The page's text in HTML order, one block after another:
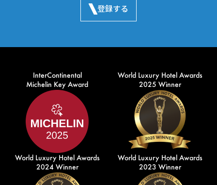
登録する
InterContinental
Michelin Key Award
World Luxury Hotel Awards
2025 Winner
World Luxury Hotel Awards
2024 Winner
World Luxury Hotel Awards
2023 Winner